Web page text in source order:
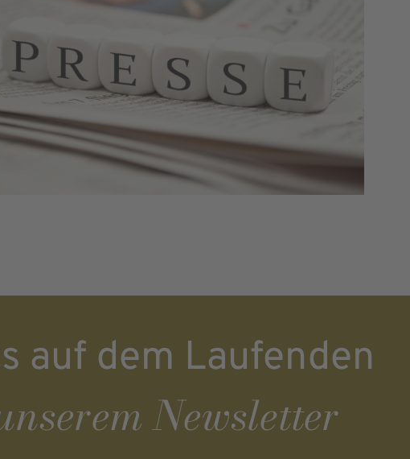
auf dem Laufenden
Newsletter